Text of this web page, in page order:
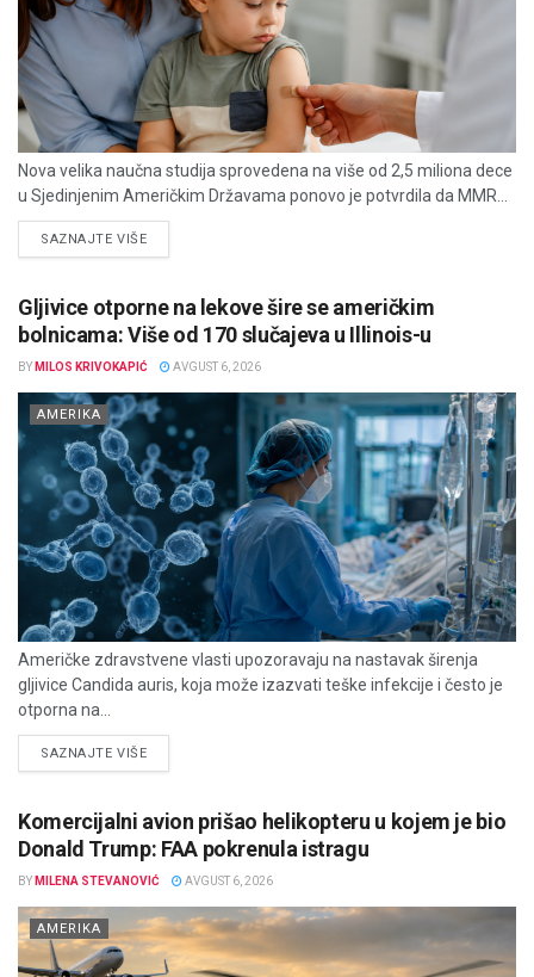
Nova velika naučna studija sprovedena na više od 2,5 miliona dece
u Sjedinjenim Američkim Državama ponovo je potvrdila da MMR...
SAZNAJTE VIŠEDETAILS
Gljivice otporne na lekove šire se američkim
bolnicama: Više od 170 slučajeva u Illinois-u
BY MILOS KRIVOKAPIĆ AVGUST 6, 2026
AMERIKA
Američke zdravstvene vlasti upozoravaju na nastavak širenja
gljivice Candida auris, koja može izazvati teške infekcije i često je
otporna na...
SAZNAJTE VIŠEDETAILS
Komercijalni avion prišao helikopteru u kojem je bio
Donald Trump: FAA pokrenula istragu
BY MILENA STEVANOVIĆ AVGUST 6, 2026
AMERIKA